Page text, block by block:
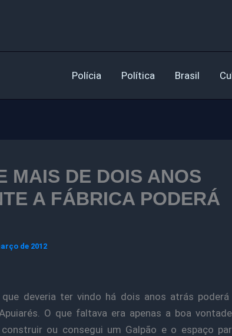
Polícia Política Brasil
MAIS DE DOIS ANOS
A FÁBRICA PODERÁ
de 2012
que deveria ter vindo há dois anos atrás
O que faltava era apenas a boa
ou consegui um Galpão e o espaço